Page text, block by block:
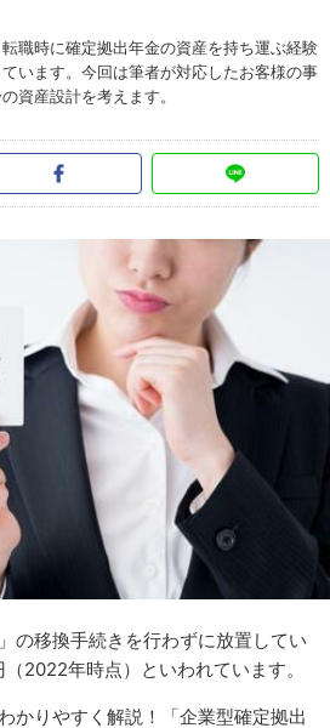
職時に確定拠出年金の資産を持ち運ぶ経験
います。今回は筆者が対応したお客様の事
資産設計を考えます。
の移換手続きを行わずに放置してい
2022年時点）といわれています。
かりやすく解説！「企業型確定拠出